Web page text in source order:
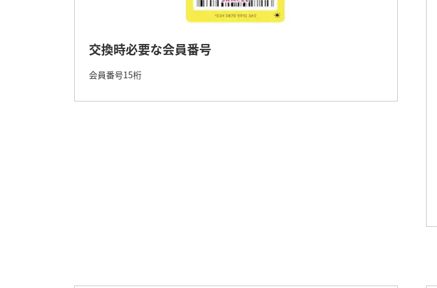
交換時必要な会員番号
会員番号15桁